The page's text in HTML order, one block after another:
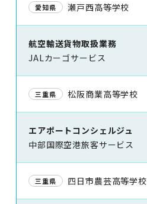
愛知県 瀬戸西高等学校
航空輸送貨物取扱業務
JALカーゴサービス
三重県 松阪商業高等学校
エアポートコンシェルジュ
中部国際空港旅客サービス
三重県 四日市農芸高等学校